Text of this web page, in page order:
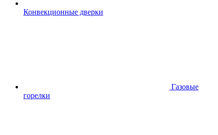
Конвекционные дверки
Газовые
горелки